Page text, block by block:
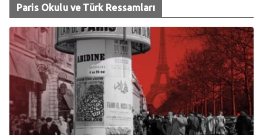
Paris Okulu ve Türk Ressamları